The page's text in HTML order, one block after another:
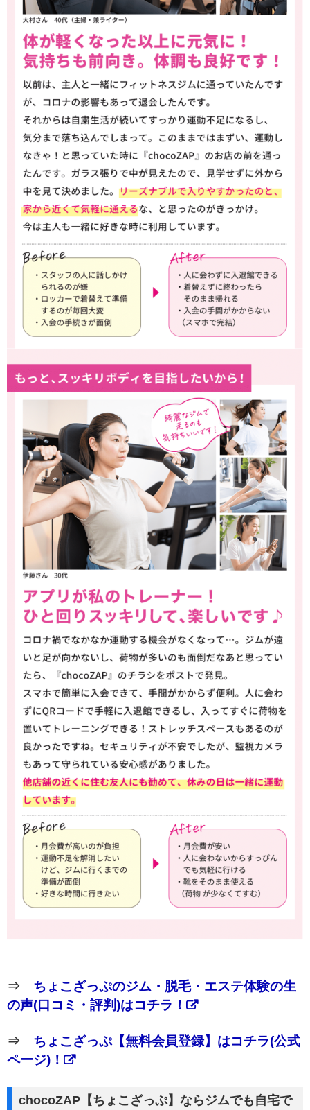
⇒ ちょこざっぷのジム・脱毛・エステ体験の生
の声(口コミ・評判)はコチラ！
⇒ ちょこざっぷ【無料会員登録】はコチラ(公式
ページ)！
chocoZAP【ちょこざっぷ】ならジムでも自宅で